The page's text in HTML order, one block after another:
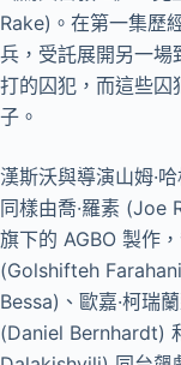
Rake)。在第一集歷
兵，受託展開另一場
打的囚犯，而這些囚
子。
漢斯沃與導演山姆·
同樣由喬·羅素 (Joe
旗下的 AGBO 製作
(Golshifteh
Bessa)、歐嘉·柯瑞
(Daniel Bernhardt)